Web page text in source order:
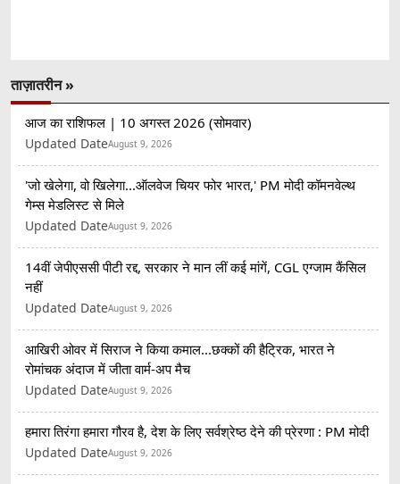
ताज़ातरीन »
आज का राशिफल | 10 अगस्त 2026 (सोमवार)
Updated DateAugust 9, 2026
'जो खेलेगा, वो खिलेगा...ऑलवेज चियर फोर भारत,' PM मोदी कॉमनवेल्थ
गेम्स मेडलिस्ट से मिले
Updated DateAugust 9, 2026
14वीं जेपीएससी पीटी रद्द, सरकार ने मान लीं कई मांगें, CGL एग्जाम कैंसिल
नहीं
Updated DateAugust 9, 2026
आखिरी ओवर में सिराज ने किया कमाल...छक्कों की हैट्रिक, भारत ने
रोमांचक अंदाज में जीता वार्म-अप मैच
Updated DateAugust 9, 2026
हमारा तिरंगा हमारा गौरव है, देश के लिए सर्वश्रेष्ठ देने की प्रेरणा : PM मोदी
Updated DateAugust 9, 2026